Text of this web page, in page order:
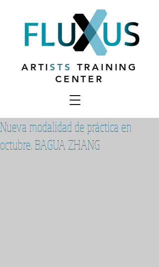
ARTISTS
TRAINING
CENTER
Nueva modalidad de práctica en
octubre. BAGUA ZHANG